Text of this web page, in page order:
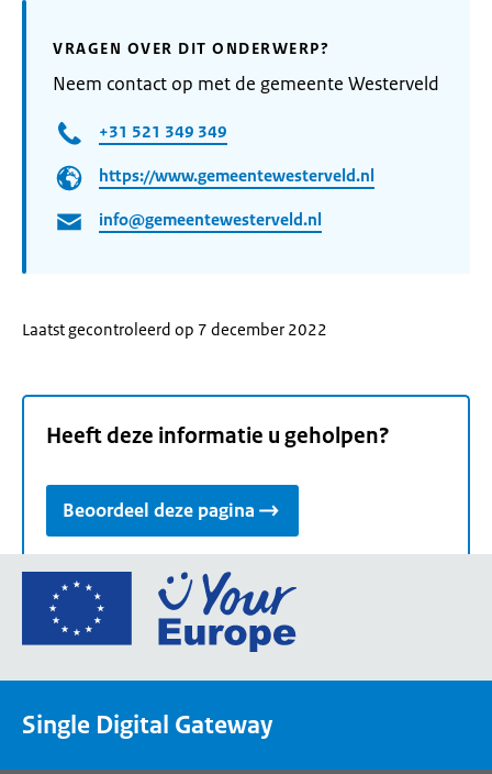
VRAGEN OVER DIT ONDERWERP?
Neem contact op met de gemeente Westerveld
+31 521 349 349
https://www.gemeentewesterveld.nl
info@gemeentewesterveld.nl
Laatst gecontroleerd op 7 december 2022
Heeft deze informatie u geholpen?
Beoordeel deze pagina
Ga
de
Single Digital Gateway